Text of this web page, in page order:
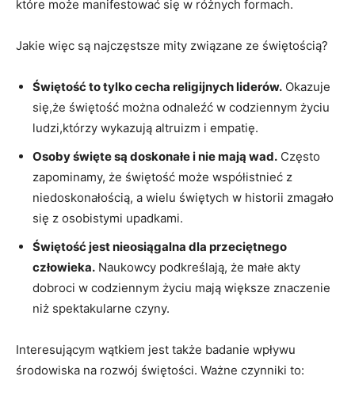
które⁤ może ‍manifestować się w różnych formach.
Jakie więc ​są ⁤najczęstsze⁢ mity⁣ związane⁢ ze‌ świętością?
Świętość‌ to tylko⁣ cecha‌ religijnych liderów. Okazuje
się,że świętość można odnaleźć w‌ codziennym życiu⁣
ludzi,którzy wykazują⁢ altruizm ​i empatię.
Osoby święte są doskonałe⁢ i nie mają wad. Często⁣
zapominamy, ‍że świętość może współistnieć z
niedoskonałością, a wielu⁣ świętych ⁣w⁣ historii zmagało
się​ z osobistymi upadkami.
Świętość ​jest‍ nieosiągalna dla przeciętnego
człowieka. Naukowcy‌ podkreślają, że ‌małe ⁤akty
dobroci​ w codziennym życiu mają większe znaczenie
niż spektakularne czyny.
Interesującym wątkiem ‍jest także‌ badanie​ wpływu
środowiska na rozwój świętości. ⁢Ważne czynniki to: